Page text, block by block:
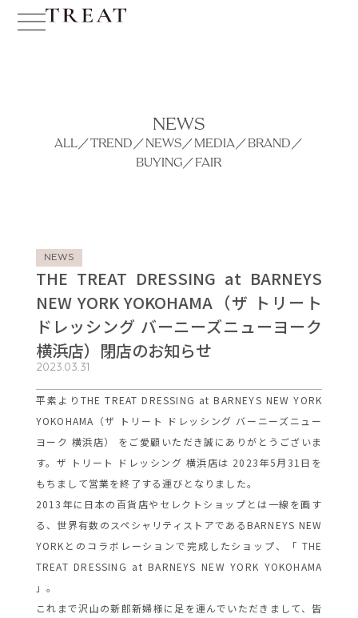
NEWS
ALL／TREND ／ NEWS／ MEDIA／ BRAND ／
BUYING／ FAIR
NEWS
THE TREAT DRESSING at BARNEYS
NEW YORK YOKOHAMA（ザ トリート
ドレッシング バーニーズニューヨーク
横浜店）閉店のお知らせ
2023.03.31
平素よりTHE TREAT DRESSING at BARNEYS NEW YORK
YOKOHAMA（ザ トリート ドレッシング バーニーズニュー
ヨーク 横浜店） をご愛顧いただき誠にありがとうございま
す。ザ トリート ドレッシング 横浜店は 2023年5月31日を
もちまして営業を終了する運びとなりました。
2013年に日本の百貨店やセレクトショップとは一線を画す
る、世界有数のスペシャリティストアであるBARNEYS NEW
YORKとのコラボレーションで完成したショップ、「 THE
TREAT DRESSING at BARNEYS NEW YORK YOKOHAMA
」。
これまで沢山の新郎新婦様に足を運んでいただきまして、皆